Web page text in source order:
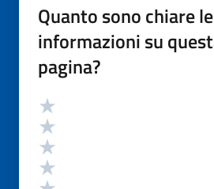
Quanto sono chiare le
informazioni su
pagina?
Valutazione